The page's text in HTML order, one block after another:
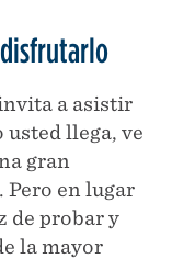
a asistir
usted llega, ve
gran
en lugar
de probar y
la mayor